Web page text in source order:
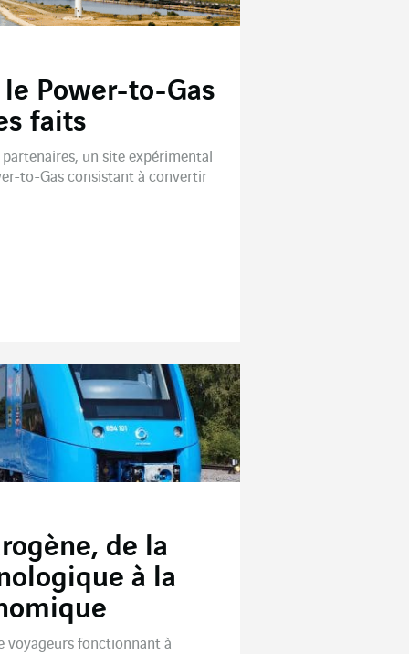
Power-to-Gas
faits
un site expérimental
to-Gas consistant à convertir
de la
à la
voyageurs fonctionnant à